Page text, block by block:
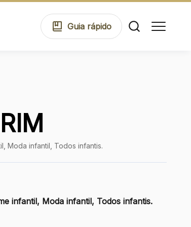
Guia rápido
Mapa Virtual
Moda infantil, Todos infantis.
infantil, Moda infantil, Todos infantis.